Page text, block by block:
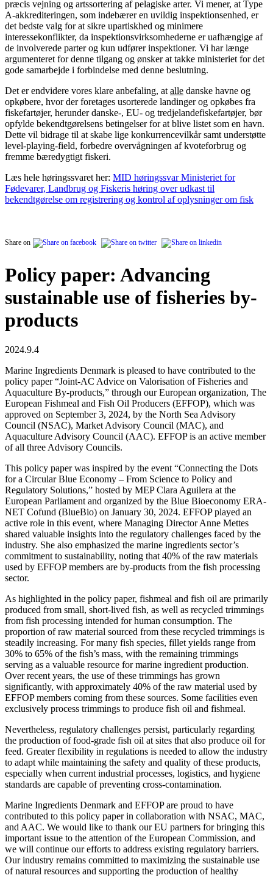
præcis vejning og artssortering af pelagiske arter. Vi mener, at Type
A-akkrediteringen, som indebærer en uvildig inspektionsenhed, er
det bedste valg for at sikre upartiskhed og minimere
interessekonflikter, da inspektionsvirksomhederne er uafhængige af
de involverede parter og kun udfører inspektioner. Vi har længe
argumenteret for denne tilgang og ønsker at takke ministeriet for det
gode samarbejde i forbindelse med denne beslutning.
Det er endvidere vores klare anbefaling, at alle danske havne og
opkøbere, hvor der foretages usorterede landinger og opkøbes fra
fiskefartøjer, herunder danske-, EU- og tredjelandefiskefartøjer, bør
opfylde bekendtgørelsens betingelser for at blive listet som en havn.
Dette vil bidrage til at skabe lige konkurrencevilkår samt understøtte
level-playing-field, forbedre overvågningen af kvoteforbrug og
fremme bæredygtigt fiskeri.
Læs hele høringssvaret her: MID høringssvar Ministeriet for
Fødevarer, Landbrug og Fiskeris høring over udkast til
bekendtgørelse om registrering og kontrol af oplysninger om fisk
Share on
Policy paper: Advancing
sustainable use of fisheries by-
products
2024.9.4
Marine Ingredients Denmark is pleased to have contributed to the
policy paper “Joint-AC Advice on Valorisation of Fisheries and
Aquaculture By-products,” through our European organization, The
European Fishmeal and Fish Oil Producers (EFFOP), which was
approved on September 3, 2024, by the North Sea Advisory
Council (NSAC), Market Advisory Council (MAC), and
Aquaculture Advisory Council (AAC). EFFOP is an active member
of all three Advisory Councils.
This policy paper was inspired by the event “Connecting the Dots
for a Circular Blue Economy – From Science to Policy and
Regulatory Solutions,” hosted by MEP Clara Aguilera at the
European Parliament and organized by the Blue Bioeconomy ERA-
NET Cofund (BlueBio) on January 30, 2024. EFFOP played an
active role in this event, where Managing Director Anne Mettes
shared valuable insights into the regulatory challenges faced by the
industry. She also emphasized the marine ingredients sector’s
commitment to sustainability, noting that 40% of the raw materials
used by EFFOP members are by-products from the fish processing
sector.
As highlighted in the policy paper, fishmeal and fish oil are primarily
produced from small, short-lived fish, as well as recycled trimmings
from fish processing intended for human consumption. The
proportion of raw material sourced from these recycled trimmings is
steadily increasing. For many fish species, fillet yields range from
30% to 65% of the fish’s mass, with the remaining trimmings
serving as a valuable resource for marine ingredient production.
Over recent years, the use of these trimmings has grown
significantly, with approximately 40% of the raw material used by
EFFOP members coming from these sources. Some facilities even
exclusively process trimmings to produce fish oil and fishmeal.
Nevertheless, regulatory challenges persist, particularly regarding
the production of food-grade fish oil at sites that also produce oil for
feed. Greater flexibility in regulations is needed to allow the industry
to adapt while maintaining the safety and quality of these products,
especially when current industrial processes, logistics, and hygiene
standards are capable of preventing cross-contamination.
Marine Ingredients Denmark and EFFOP are proud to have
contributed to this policy paper in collaboration with NSAC, MAC,
and AAC. We would like to thank our EU partners for bringing this
important issue to the attention of the European Commission, and
we will continue our efforts to address existing regulatory barriers.
Our industry remains committed to maximizing the sustainable use
of natural resources and supporting the production of healthy